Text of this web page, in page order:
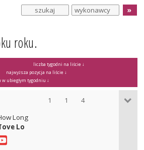
roku.
liczba tygodni na liście ↓
najwyższa pozycja na liście ↓
w ubiegłym tygodniu ↓
1 1 4
Long
Lo